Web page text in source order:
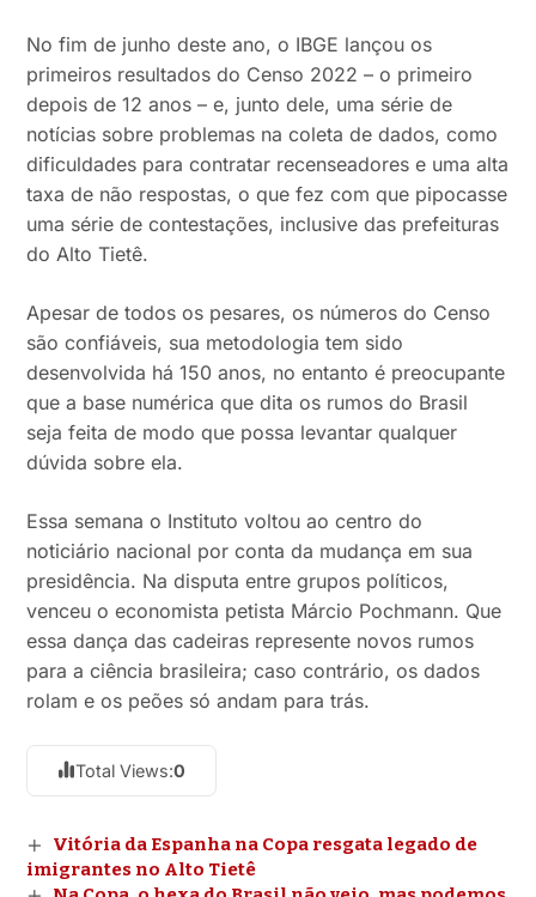
No fim de junho deste ano, o IBGE lançou os
primeiros resultados do Censo 2022 – o primeiro
depois de 12 anos – e, junto dele, uma série de
notícias sobre problemas na coleta de dados, como
dificuldades para contratar recenseadores e uma alta
taxa de não respostas, o que fez com que pipocasse
uma série de contestações, inclusive das prefeituras
do Alto Tietê.
Apesar de todos os pesares, os números do Censo
são confiáveis, sua metodologia tem sido
desenvolvida há 150 anos, no entanto é preocupante
que a base numérica que dita os rumos do Brasil
seja feita de modo que possa levantar qualquer
dúvida sobre ela.
Essa semana o Instituto voltou ao centro do
noticiário nacional por conta da mudança em sua
presidência. Na disputa entre grupos políticos,
venceu o economista petista Márcio Pochmann. Que
essa dança das cadeiras represente novos rumos
para a ciência brasileira; caso contrário, os dados
rolam e os peões só andam para trás.
Total Views:0
Vitória da Espanha na Copa resgata legado de
imigrantes no Alto Tietê